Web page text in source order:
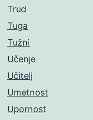
Trud
Tuga
Tužni
Učenje
Učitelj
Umetnost
Upornost